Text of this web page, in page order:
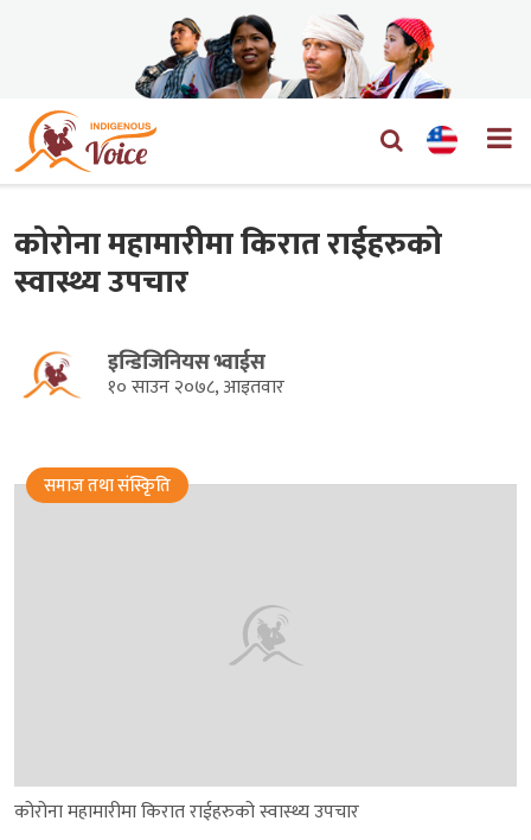
कोरोना महामारीमा किरात राईहरुको
स्वास्थ्य उपचार
इन्डिजिनियस भ्वाईस
१० साउन २०७८, आइतवार
समाज तथा संस्किृति
कोरोना महामारीमा किरात राईहरुको स्वास्थ्य उपचार